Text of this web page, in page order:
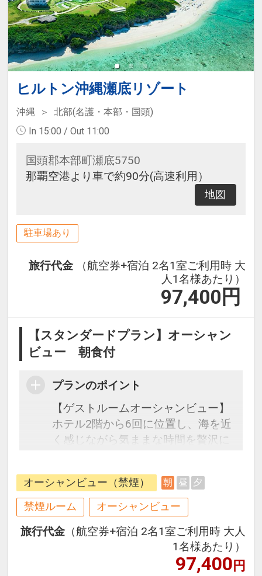
ヒルトン沖縄瀬底リゾート
沖縄
北部(名護・本部・国頭)
In 15:00 / Out 11:00
国頭郡本部町瀬底5750
那覇空港より車で約90分(高速利用）
地図
駐車場あり
旅行代金
（航空券+宿泊 2名1室ご利用時 大
人1名様あたり）
97,400 円
【スタンダードプラン】オーシャン
ビュー 朝食付
プランのポイント
【ゲストルームオーシャンビュー】
ホテル2階から6回に位置し、海を近
く感じながら気ままな時間を贅沢に
ます。
ゆったりした島の休日を、より心地
よい滞在地としてお手伝いします。
●朝食●
お好みアレンジで楽しむ！人気の沖
縄料理と国際色豊かなご朝食
オーシャンビュー（禁煙） 朝 昼 夕
禁煙ルーム オーシャンビュー
旅行代金 （航空券+宿泊 2名1室ご利用時 大人
1名様あたり）
97,400円